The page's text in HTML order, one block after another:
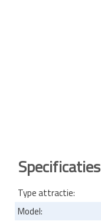
Specificaties
Type attractie:
Model: